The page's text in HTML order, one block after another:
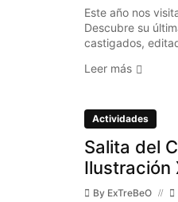
Este año nos
Descubre su
castigados,
Leer más
Actividades
Salita del
Ilustración
By ExTreBeO